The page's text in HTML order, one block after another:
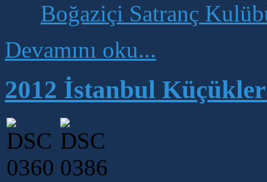
Boğaziçi Satranç
Devamını oku...
2012 İstanbul